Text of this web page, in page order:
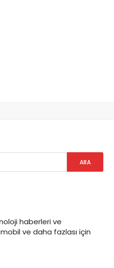
haberleri ve
ve daha fazlası için